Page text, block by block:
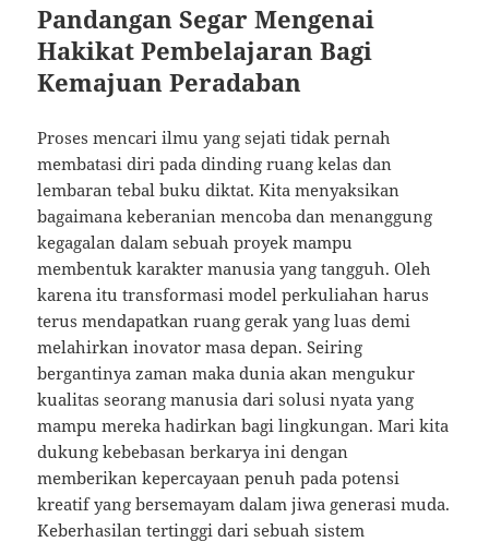
Pandangan Segar Mengenai
Hakikat Pembelajaran Bagi
Kemajuan Peradaban
Proses mencari ilmu yang sejati tidak pernah
membatasi diri pada dinding ruang kelas dan
lembaran tebal buku diktat. Kita menyaksikan
bagaimana keberanian mencoba dan menanggung
kegagalan dalam sebuah proyek mampu
membentuk karakter manusia yang tangguh. Oleh
karena itu transformasi model perkuliahan harus
terus mendapatkan ruang gerak yang luas demi
melahirkan inovator masa depan. Seiring
bergantinya zaman maka dunia akan mengukur
kualitas seorang manusia dari solusi nyata yang
mampu mereka hadirkan bagi lingkungan. Mari kita
dukung kebebasan berkarya ini dengan
memberikan kepercayaan penuh pada potensi
kreatif yang bersemayam dalam jiwa generasi muda.
Keberhasilan tertinggi dari sebuah sistem